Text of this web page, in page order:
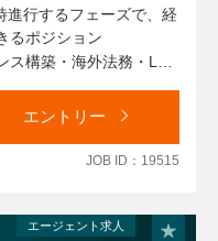
作成・交渉支援
アライアンス契約等の
ェック
善
修の企画・実施
進行するフェーズで、経
るポジション
ス構築・海外法務・Leg
引し、「守り」に留まら
エントリー
JOB ID：19515
エージェント求人